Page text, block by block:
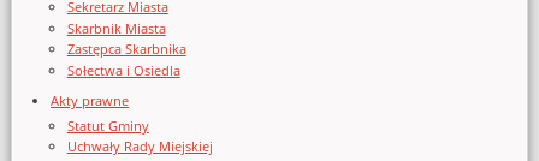
Sekretarz Miasta
Skarbnik Miasta
Zastępca Skarbnika
Sołectwa i Osiedla
Akty prawne
Statut Gminy
Uchwały Rady Miejskiej